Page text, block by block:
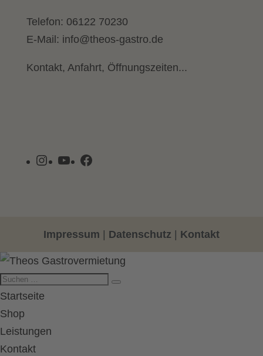
Telefon: 06122 70230
E-Mail: info@theos-gastro.de
Kontakt, Anfahrt, Öffnungszeiten...
Instagram
YouTubeFacebook
Impressum Datenschutz Kontakt
Startseite
Shop
Leistungen
Kontakt